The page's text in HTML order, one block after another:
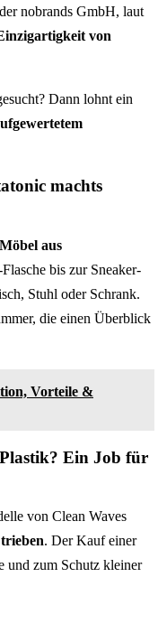
nobrands GmbH, laut
von
Dann lohnt ein
machts
Möbel aus
bis zur Sneaker-
Stuhl oder Schrank.
die einen Überblick
Vorteile &
Ein Job für
von Clean Waves
. Der Kauf einer
und zum Schutz kleiner